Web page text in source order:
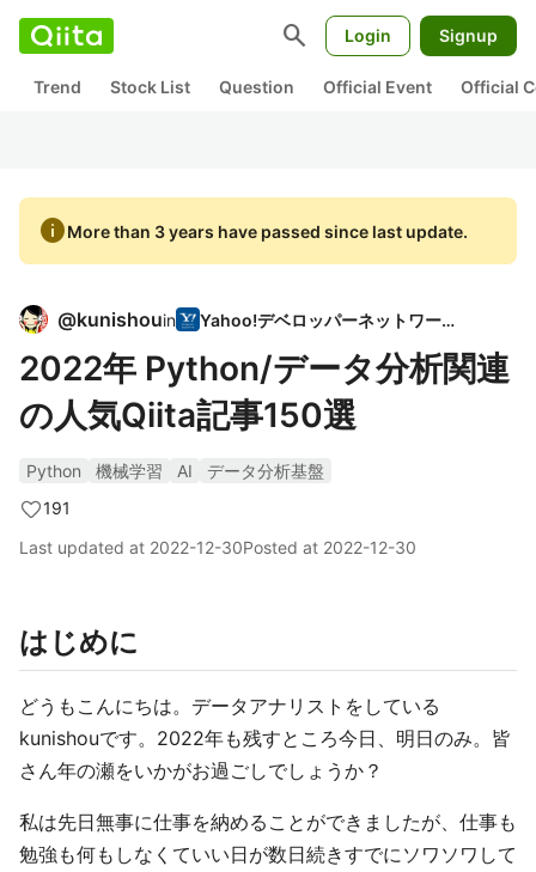
search Login Signup
Trend Stock List Question Official Event Official
infoMore than 3 years have passed since last update.
@kunishouin Yahoo!デベロッパーネットワーク
2022年 Python/データ分析関連
の人気Qiita記事150選
Python 機械学習 AI
データ分析基盤
191
Last updated at 2022-12-30Posted at 2022-12-30
はじめに
どうもこんにちは。データアナリストをしている
kunishouです。2022年も残すところ今日、明日のみ。皆
さん年の瀬をいかがお過ごしでしょうか？
私は先日無事に仕事を納めることができましたが、仕事も
勉強も何もしなくていい日が数日続きすでにソワソワして